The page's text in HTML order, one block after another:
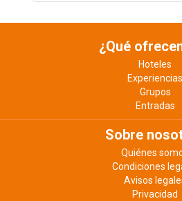
¿Qué
Hoteles
Experiencias
Grupos
Entradas
Sobre
Quiénes
Condiciones
Avisos
Privacidad